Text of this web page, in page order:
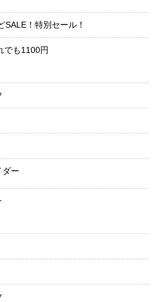
SALE！特別セール！
でも1100円
ダー